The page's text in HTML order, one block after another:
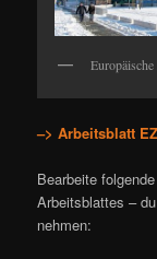
–> Arbeitsblatt
Bearbeite
Arbeitsblattes –
nehmen: